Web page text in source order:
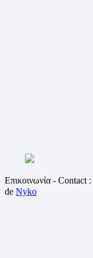
Επικοινωνία - Contact :
de Nyko